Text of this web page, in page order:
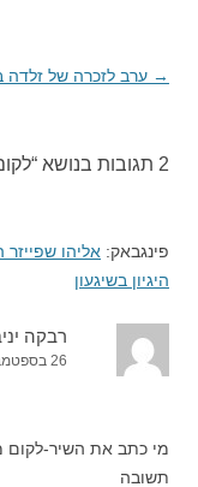
ניווט
→ ערב לזכרה של זלדה
2 תגובות בנושא “
פינגבאק: אליהו
היגיון בשיגעון
רבקה
26 בספטמבר 2011 בשעה 17:43
מי כתב את השיר-
תשובה